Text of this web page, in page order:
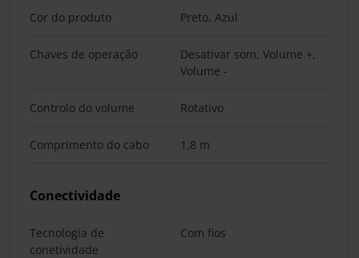
Cor do produto Preto, Azul
Chaves de operação
Desativar som, Volume +,
Volume -
Controlo do volume Rotativo
Comprimento do cabo 1,8 m
Conectividade
Tecnologia de
conetividade
Com fios